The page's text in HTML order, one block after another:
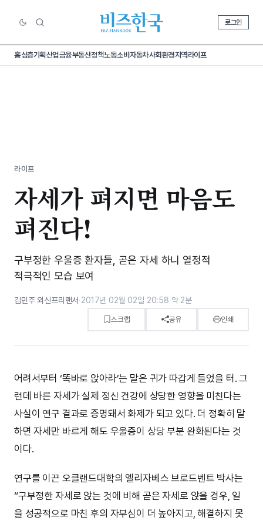
로그인
홈심층기획산업금융부동산정책노동소비 자동차사회환경지역라이프
라이프
자세가 펴지면 마음도
펴진다!
구부정한 우울증 환자들, 곧은 자세 하니 열정적
적극적인 모습 보여
김민주 외신프리랜서·2017년 02월 02일 20:58·약 2분
스크랩 공유 인쇄
어려서부터 ‘똑바로 앉아라’는 말은 귀가 따갑게 들었을 터. 그
런데 바른 자세가 실제 정신 건강에 상당한 영향을 미친다는
사실이 연구 결과로 증명돼서 화제가 되고 있다. 더 정확히 말
하면 자세만 바르게 해도 우울증이 상당 부분 완화된다는 것
이다.
연구를 이끈 오클랜드대학의 엘리자베스 브로드벤트 박사는
“구부정한 자세로 앉는 것에 비해 곧은 자세로 앉을 경우, 일
을 성공적으로 마친 후의 자부심이 더 높아지고, 해결하지 못